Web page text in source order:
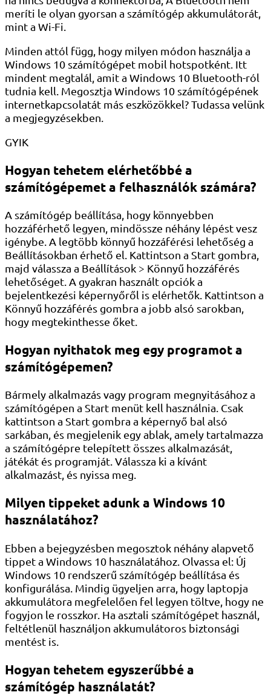
meríti le olyan gyorsan a számítógép akkumulátorát,
mint a Wi-Fi.
Minden attól függ, hogy milyen módon használja a
Windows 10 számítógépet mobil hotspotként. Itt
mindent megtalál, amit a Windows 10 Bluetooth-ról
tudnia kell. Megosztja Windows 10 számítógépének
internetkapcsolatát más eszközökkel? Tudassa velünk
a megjegyzésekben.
GYIK
Hogyan tehetem elérhetőbbé a
számítógépemet a felhasználók számára?
A számítógép beállítása, hogy könnyebben
hozzáférhető legyen, mindössze néhány lépést vesz
igénybe. A legtöbb könnyű hozzáférési lehetőség a
Beállításokban érhető el. Kattintson a Start gombra,
majd válassza a Beállítások > Könnyű hozzáférés
lehetőséget. A gyakran használt opciók a
bejelentkezési képernyőről is elérhetők. Kattintson a
Könnyű hozzáférés gombra a jobb alsó sarokban,
hogy megtekinthesse őket.
Hogyan nyithatok meg egy programot a
számítógépemen?
Bármely alkalmazás vagy program megnyitásához a
számítógépen a Start menüt kell használnia. Csak
kattintson a Start gombra a képernyő bal alsó
sarkában, és megjelenik egy ablak, amely tartalmazza
a számítógépre telepített összes alkalmazását,
játékát és programját. Válassza ki a kívánt
alkalmazást, és nyissa meg.
Milyen tippeket adunk a Windows 10
használatához?
Ebben a bejegyzésben megosztok néhány alapvető
tippet a Windows 10 használatához. Olvassa el: Új
Windows 10 rendszerű számítógép beállítása és
konfigurálása. Mindig ügyeljen arra, hogy laptopja
akkumulátora megfelelően fel legyen töltve, hogy ne
fogyjon le rosszkor. Ha asztali számítógépet használ,
feltétlenül használjon akkumulátoros biztonsági
mentést is.
Hogyan tehetem egyszerűbbé a
számítógép használatát?